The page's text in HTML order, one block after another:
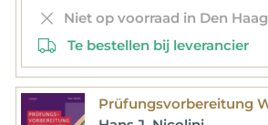
Niet op voorraad in Den Haag
Te bestellen bij leverancier